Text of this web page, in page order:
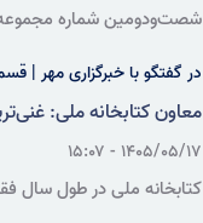
شصت‌ودومین شماره مجموعه
در گفتگو با خبرگزاری مهر |
معاون کتابخانه ملی:
۱۴۰۵/۰۵/۱۷ - ۱۵:۰۷